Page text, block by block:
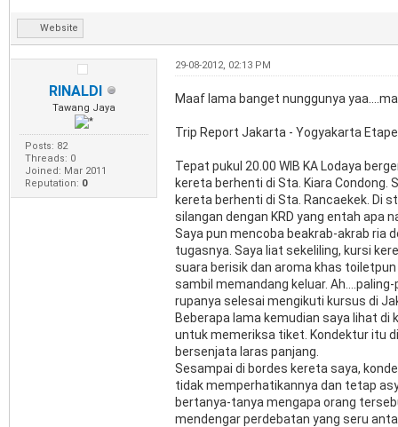
Website
RINALDI
Tawang Jaya
Posts: 82
Threads: 0
Joined: Mar 2011
Reputation: 0
29-08-2012, 02:13 PM
Maaf lama banget nunggunya
Trip Report Jakarta - Yogyakarta
Tepat pukul 20.00 WIB KA Lodaya
kereta berhenti di Sta. Kiara
kereta berhenti di Sta. Rancaekek. Di
silangan dengan KRD yang entah apa
Saya pun mencoba beakrab-akrab ria
tugasnya. Saya liat sekeliling, kursi
suara berisik dan aroma khas
sambil memandang keluar.
rupanya selesai mengikuti kursus di
Beberapa lama kemudian saya lihat
untuk memeriksa tiket. Kondektur itu
bersenjata laras panjang.
Sesampai di bordes kereta saya,
tidak memperhatikannya dan tetap
bertanya-tanya mengapa orang
mendengar perdebatan yang seru